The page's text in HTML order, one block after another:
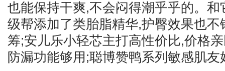
也能保持干爽,不会闷得潮乎乎的。和
级帮添加了类胎脂精华,护臀效果也不
筹;安儿乐小轻芯主打高性价比,价格
防漏功能够用;聪博赞鸭系列敏感肌